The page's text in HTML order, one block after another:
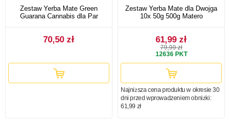
Zestaw Yerba Mate Green
Guarana Cannabis dla Par
70,50 zł
Zestaw Yerba Mate dla Dwojga
10x 50g 500g Matero
61,99 zł
79,99 zł
12636PKT
Najniższa cena produktu w okresie 30
dni przed wprowadzeniem obniżki:
61,99 zł